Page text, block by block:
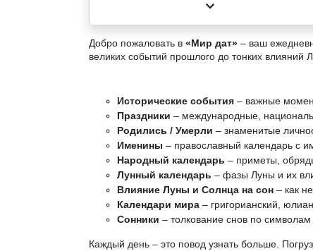
Добро пожаловать в «Мир дат» – ваш
великих событий прошлого до тонких влияний
Исторические события – важные
Праздники – международные,
Родились / Умерли – знаменитые
Именины – православный календарь с
Народный календарь – приметы,
Лунный календарь – фазы Луны и их
Влияние Луны и Солнца на сон – как
Календари мира – григорианский,
Сонники – толкование снов по
Каждый день – это повод узнать больше.